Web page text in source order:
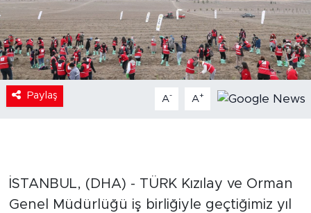
Paylaş A- A+
İSTANBUL, (DHA) - TÜRK Kızılay ve Orman
Genel Müdürlüğü iş birliğiyle geçtiğimiz yıl